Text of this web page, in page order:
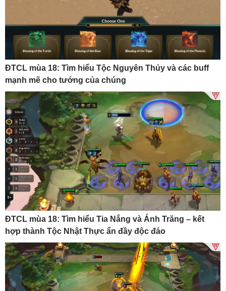
ĐTCL mùa 18: Tìm hiểu Tộc Nguyên Thủy và các buff
mạnh mẽ cho tướng của chúng
ĐTCL mùa 18: Tìm hiểu Tia Nắng và Ánh Trăng – kết
hợp thành Tộc Nhật Thực ẩn đầy độc đáo